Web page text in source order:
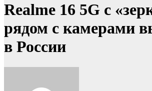
Realme 16 5G с
рядом с камерами
в России